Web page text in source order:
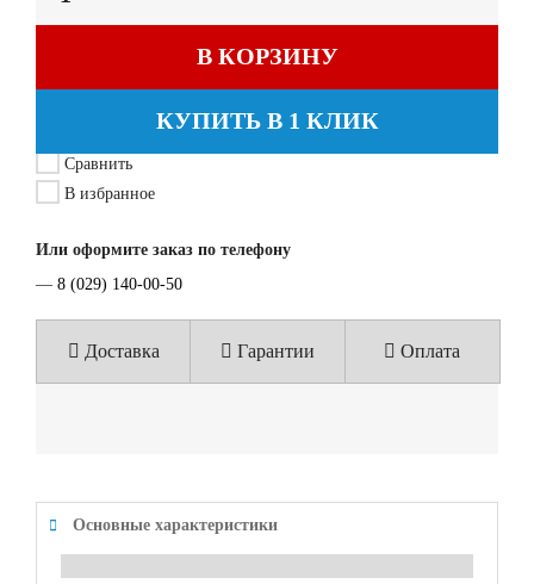
В КОРЗИНУ
КУПИТЬ В 1 КЛИК
Сравнить
В избранное
Или оформите заказ по телефону
— 8 (029) 140-00-50
Доставка Гарантии Оплата
Основные характеристики